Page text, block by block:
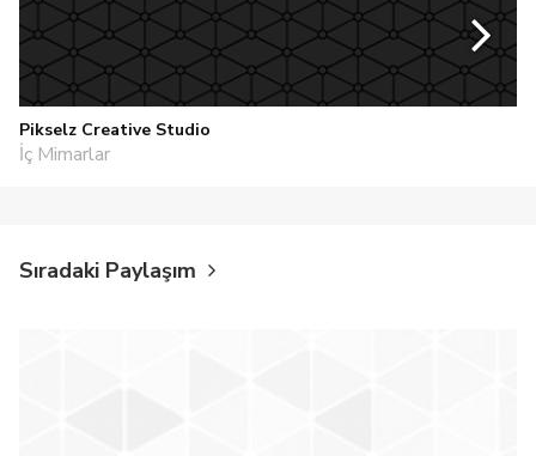
Pikselz Creative Studio
İç Mimarlar
Sıradaki Paylaşım